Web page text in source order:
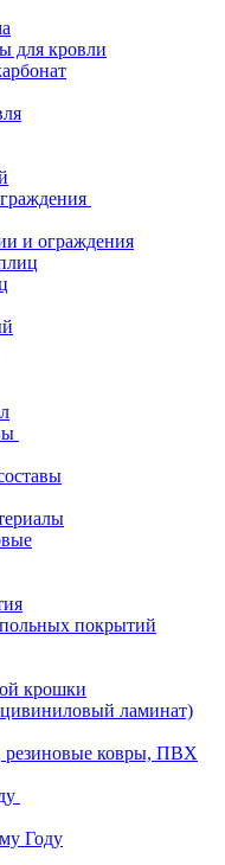
для кровли
и ограждения
покрытий
крошки
ламинат)
резиновые ковры, ПВХ
Году